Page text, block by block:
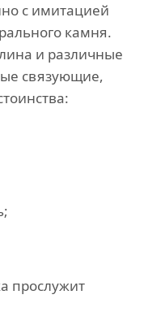
с имитацией
камня.
и различные
связующие,
прослужит